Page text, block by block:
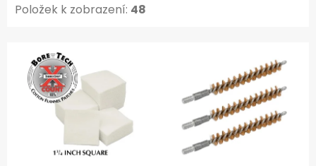
Položek k zobrazení: 48